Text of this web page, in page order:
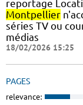
reportage
Montpellier
séries TV ou
médias
18/02/2026 15:25
PAGES
relevance: